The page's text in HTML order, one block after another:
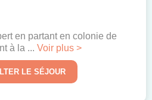
en partant en colonie de
à la ... Voir plus >
LE SÉJOUR